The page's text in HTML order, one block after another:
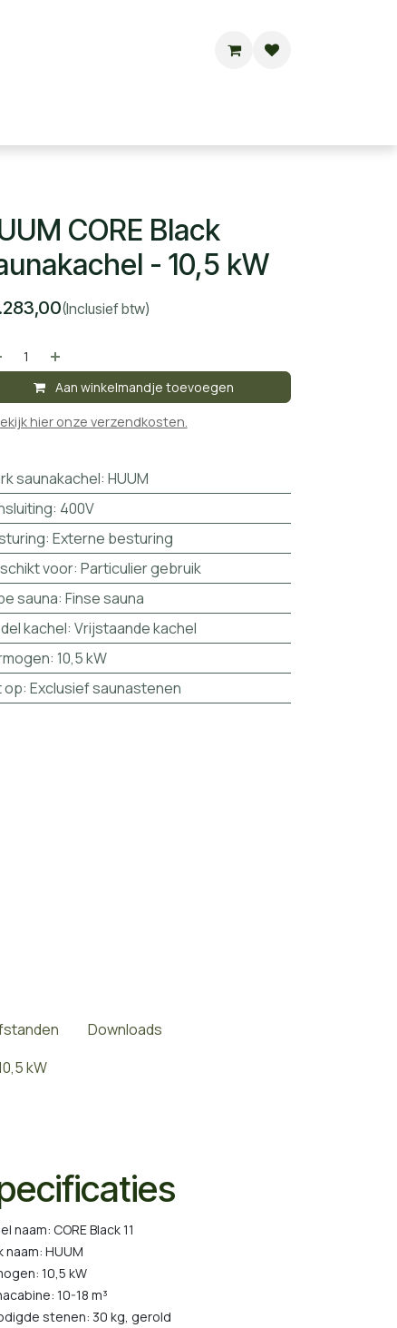
CORE Black
- 10,5 kW
(Inclusief btw)
Aan winkelmandje toevoegen
hier onze verzendkosten.
saunakachel:HUUM
: 400V
:Externe besturing
voor:Particulier gebruik
sauna:Finse sauna
kachel:Vrijstaande kachel
:10,5 kW
op:Exclusief saunastenen
Downloads
kW
naam: CORE Black 11
naam: HUUM
10,5 kW
10-18 m³
stenen: 30 kg, gerold